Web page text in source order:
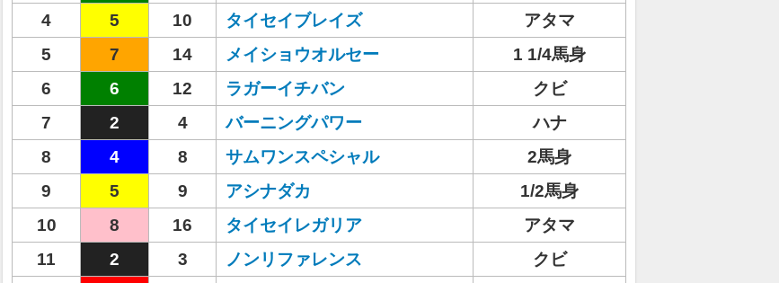
4
5 10 タイセイブレイズ
アタマ
5
7 14 メイショウオルセー
1 1/4馬身
6
6 12 ラガーイチバン
クビ
7
2 4 バーニングパワー
ハナ
8
4 8 サムワンスペシャル
2馬身
9
5 9 アシナダカ
1/2馬身
10
8 16 タイセイレガリア
アタマ
11
2 3 ノンリファレンス
クビ